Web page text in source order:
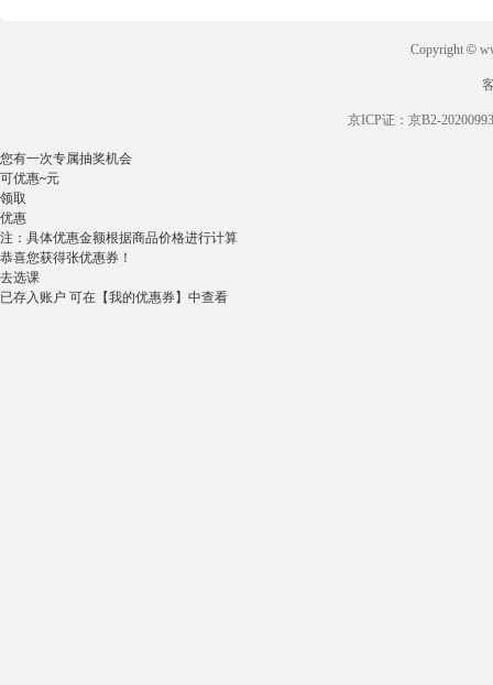
Copyright ©
京ICP证：京B2-20200993
您有一次专属抽奖机会
可优惠~元
领取
优惠
注：具体优惠金额根据商品价格进行计算
恭喜您获得张优惠券！
去选课
已存入账户 可在 【我的优惠券】 中查看